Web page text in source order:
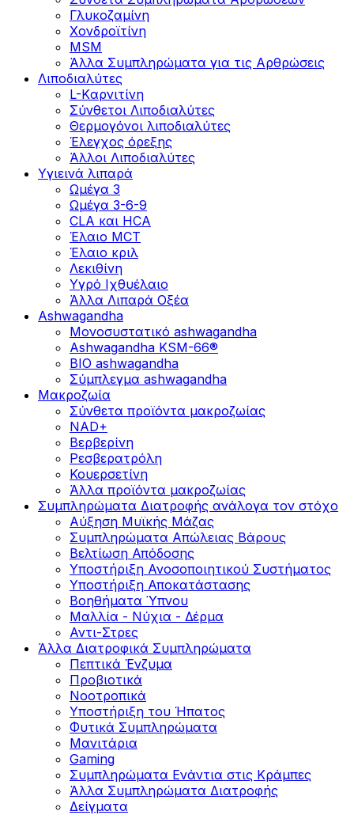
Γλυκοζαμίνη
Χονδροϊτίνη
MSM
Άλλα Συμπληρώματα για τις Αρθρώσεις
Λιποδιαλύτες
L-Kαρνιτίνη
Σύνθετοι Λιποδιαλύτες
Θερμογόνοι λιποδιαλύτες
Έλεγχος όρεξης
Άλλοι Λιποδιαλύτες
Υγιεινά λιπαρά
Ωμέγα 3
Ωμέγα 3-6-9
CLA και HCA
Έλαιο MCT
Έλαιο κριλ
Λεκιθίνη
Υγρό Ιχθυέλαιο
Άλλα Λιπαρά Οξέα
Ashwagandha
Μονοσυστατικό ashwagandha
Ashwagandha KSM-66®
BIO ashwagandha
Σύμπλεγμα ashwagandha
Μακροζωία
Σύνθετα προϊόντα μακροζωίας
NAD+
Βερβερίνη
Ρεσβερατρόλη
Κουερσετίνη
Άλλα προϊόντα μακροζωίας
Συμπληρώματα Διατροφής ανάλογα τον στόχο
Αύξηση Μυϊκής Μάζας
Συμπληρώματα Aπώλειας Βάρους
Βελτίωση Απόδοσης
Υποστήριξη Ανοσοποιητικού Συστήματος
Yποστήριξη Αποκατάστασης
Βοηθήματα Ύπνου
Μαλλία - Νύχια - Δέρμα
Αντι-Στρες
Άλλα Διατροφικά Συμπληρώματα
Πεπτικά Ένζυμα
Προβιοτικά
Νοοτροπικά
Υποστήριξη του Ήπατος
Φυτικά Συμπληρώματα
Μανιτάρια
Gaming
Συμπληρώματα Ενάντια στις Κράμπες
Άλλα Συμπληρώματα Διατροφής
Δείγματα